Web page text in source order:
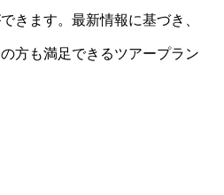
きます。最新情報に基づき、
方も満足できるツアープラン